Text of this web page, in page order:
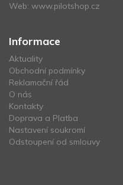
Web: www.pilotshop.cz
Informace
Aktuality
Obchodní podmínky
Reklamační řád
O nás
Kontakty
Doprava a Platba
Nastavení soukromí
Odstoupení od smlouvy